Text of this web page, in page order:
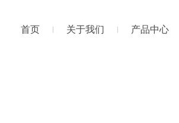
首页 关于我们 产品中心